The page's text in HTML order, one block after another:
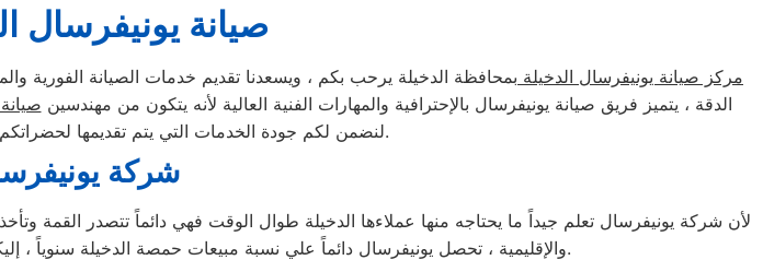
صيانة يونيفرسال
مركز صيانة يونيفرسال الدخيلة بمحافظة الدخيلة يرحب بكم ، ويسعدنا تقديم خدمات الصيانة الفورية
الدقة ، يتميز فريق صيانة يونيفرسال بالإحترافية والمهارات الفنية العالية لأنه يتكون من مهندسين
لنضمن لكم جودة الخدمات التي يتم تقديمها).
شركة
لأن شركة يونيفرسال تعلم جيداً ما يحتاجه منها عملاءها الدخيلة طوال الوقت فهي دائماً تتصدر القمة
والإقليمية ، تحصل يونيفرسال دائماً علي نسبة مبيعات حمصة الدخيلة سنوياً ، إليكم نبذه قصيرة عن منتجات شركة يونيفرسال الدخيلة وبعض من مميزاتها.